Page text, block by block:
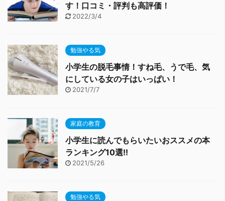
す！口コミ・評判も高評価！
2022/3/4
勉強やる気
小学生の脱毛事情！すね毛、うで毛、気
にしている女の子はいっぱい！
2021/7/7
家庭の教育
小学生に読んでもらいたいおススメの本
ランキング10選!!
2021/5/26
勉強やる気